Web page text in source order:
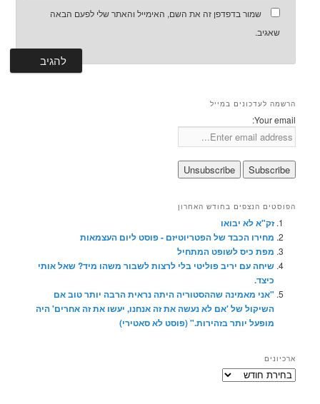
שמור בדפדפן זה את השם, האימייל והאתר שלי לפעם הבאה
שאגיב.
הרשמה לעדכונים במייל
Your email:
הפוסטים הנצפים בחודש האחרון
זק"א לא יבואו
מחירו הכבד של הפטריוטיזם - פוסט ליום העצמאות
מפת כיס לשופט המתחיל
שיחה עם יריב פוליטי בלי לרצות לשבור משהו מיד? שאל אותי
כיצד.
"אני מאמינה שההסטוריה היתה נראית הרבה יותר טוב אם
השיקול של 'אם לא נעשה את זה אנחנו, יעשו את זה אחרים' היה
מופעל יותר בזהירות." (פוסט לא סאטירי)
ארכיונים
ארכיונים